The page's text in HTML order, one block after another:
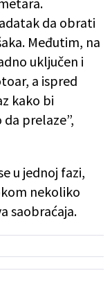
da obrati
Međutim, na
uključen i
a ispred
kako bi
prelaze”,
u jednoj fazi,
nekoliko
saobraćaja.